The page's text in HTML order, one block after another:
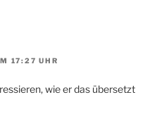
17:27 UHR
wie er das übersetzt